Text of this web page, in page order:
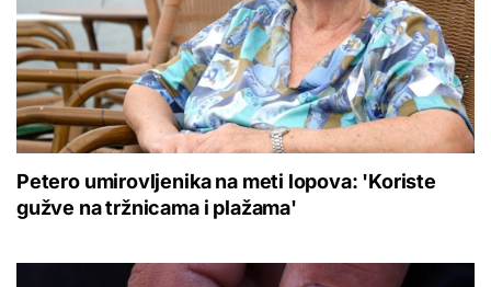
Petero umirovljenika na meti lopova: 'Koriste
gužve na tržnicama i plažama'